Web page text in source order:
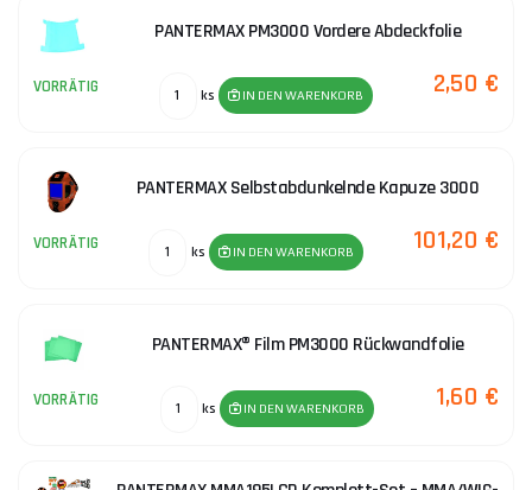
PANTERMAX PM3000 Vordere Abdeckfolie
VORRÄTIG ks IN DEN WARENKORB 2,50 €
PANTERMAX Selbstabdunkelnde Kapuze 3000
VORRÄTIG ks IN DEN WARENKORB 101,20 €
PANTERMAX® Film PM3000 Rückwandfolie
VORRÄTIG ks IN DEN WARENKORB 1,60 €